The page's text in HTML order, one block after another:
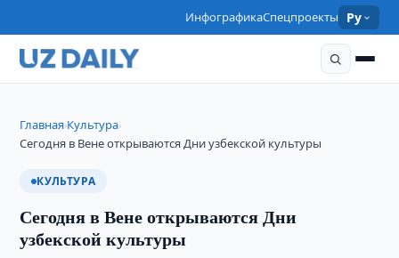
ИнфографикаСпецпроекты Ру
Главная›Культура›
Сегодня в Вене открываются Дни узбекской культуры
КУЛЬТУРА
Сегодня в Вене открываются Дни
узбекской культуры